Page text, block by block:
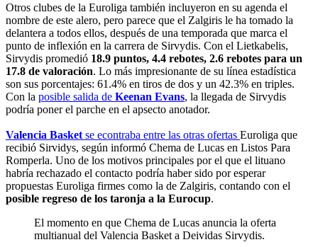
Otros clubes de la Euroliga también incluyeron en su agenda el
nombre de este alero, pero parece que el Zalgiris le ha tomado la
delantera a todos ellos, después de una temporada que marca el
punto de inflexión en la carrera de Sirvydis. Con el Lietkabelis,
Sirvydis promedió 18.9 puntos, 4.4 rebotes, 2.6 rebotes para un
17.8 de valoración. Lo más impresionante de su línea estadística
son sus porcentajes: 61.4% en tiros de dos y un 42.3% en triples.
Con la posible salida de Keenan Evans, la llegada de Sirvydis
podría poner el parche en el apsecto anotador.
Valencia Basket se econtraba entre las otras ofertas Euroliga que
recibió Sirvidys, según informó Chema de Lucas en Listos Para
Romperla. Uno de los motivos principales por el que el lituano
habría rechazado el contacto podría haber sido por esperar
propuestas Euroliga firmes como la de Zalgiris, contando con el
posible regreso de los taronja a la Eurocup.
El momento en que Chema de Lucas anuncia la oferta
multianual del Valencia Basket a Deividas Sirvydis.